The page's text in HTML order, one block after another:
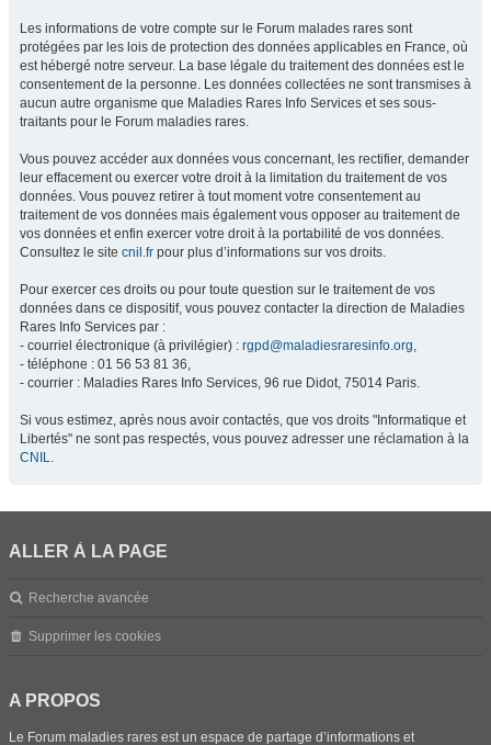
Les informations de votre compte sur le Forum malades rares sont
protégées par les lois de protection des données applicables en France, où
est hébergé notre serveur. La base légale du traitement des données est le
consentement de la personne. Les données collectées ne sont transmises à
aucun autre organisme que Maladies Rares Info Services et ses sous-
traitants pour le Forum maladies rares.
Vous pouvez accéder aux données vous concernant, les rectifier, demander
leur effacement ou exercer votre droit à la limitation du traitement de vos
données. Vous pouvez retirer à tout moment votre consentement au
traitement de vos données mais également vous opposer au traitement de
vos données et enfin exercer votre droit à la portabilité de vos données.
Consultez le site cnil.fr pour plus d’informations sur vos droits.
Pour exercer ces droits ou pour toute question sur le traitement de vos
données dans ce dispositif, vous pouvez contacter la direction de Maladies
Rares Info Services par :
- courriel électronique (à privilégier) : rgpd@maladiesraresinfo.org,
- téléphone : 01 56 53 81 36,
- courrier : Maladies Rares Info Services, 96 rue Didot, 75014 Paris.
Si vous estimez, après nous avoir contactés, que vos droits "Informatique et
Libertés" ne sont pas respectés, vous pouvez adresser une réclamation à la
CNIL.
ALLER À LA PAGE
Recherche avancée
Supprimer les cookies
A PROPOS
Le Forum maladies rares est un espace de partage d’informations et